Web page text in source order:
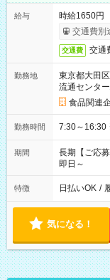
給与
時給1650円
交通費別
交通費 交通
勤務地
東京都大田区
流通センタ
食品関連
勤務時間
期間
長期【ご応
即日～
特徴 日払いOK /
気になる！